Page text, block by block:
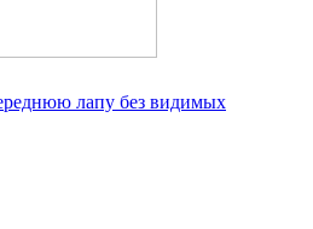
лапу без видимых